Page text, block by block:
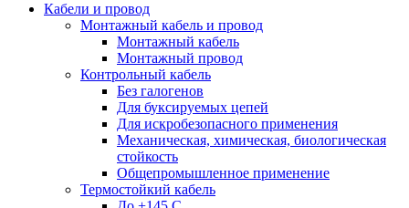
Кабели и провод
Монтажный кабель и провод
Монтажный кабель
Монтажный провод
Контрольный кабель
Без галогенов
Для буксируемых цепей
Для искробезопасного применения
Механическая, химическая, биологическая
стойкость
Общепромышленное применение
Термостойкий кабель